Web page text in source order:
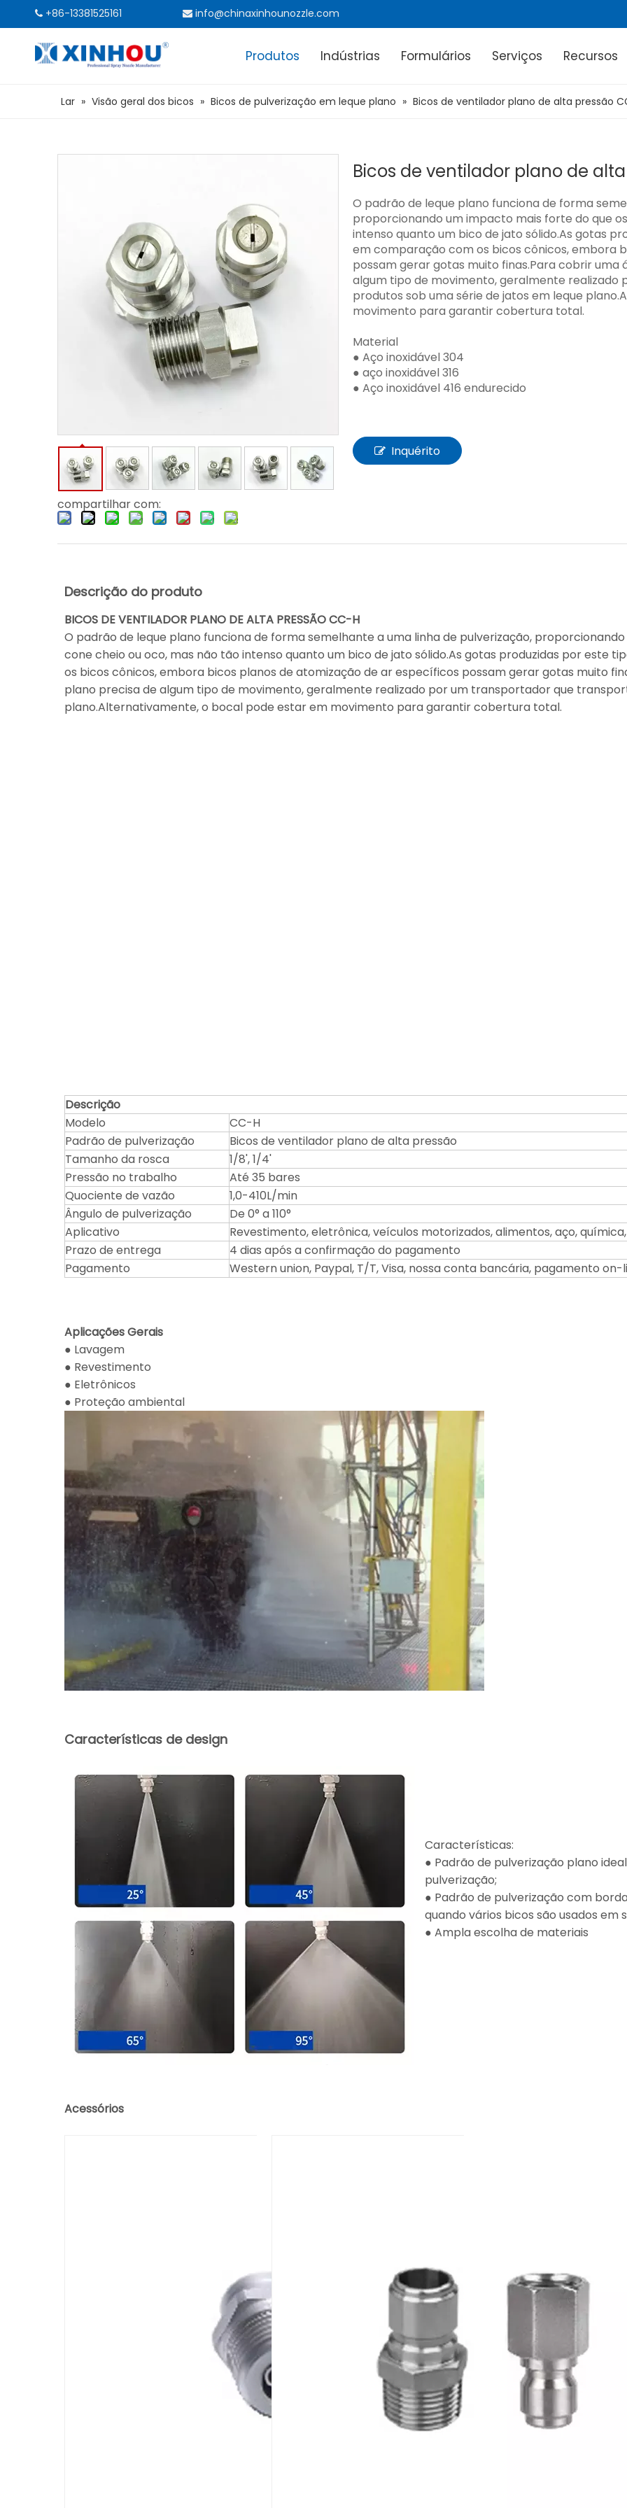
 +86-13381525161  info@chinaxinhounozzle.com
Produtos Indústrias Formulários Serviços Recursos
Lar » Visão geral dos bicos » Bicos de pulverização em leque plano » Bicos de ventilador plano de alta pressão
compartilhar com:
Bicos de ventilador plano de
O padrão de leque plano funciona de forma
proporcionando um impacto mais forte do que
intenso quanto um bico de jato sólido.As gotas
em comparação com os bicos cônicos, embora
possam gerar gotas muito finas.Para cobrir uma
algum tipo de movimento, geralmente
produtos sob uma série de jatos em leque
movimento para garantir cobertura total.
Material
● Aço inoxidável 304
● aço inoxidável 316
● Aço inoxidável 416 endurecido
Inquérito
Descrição do produto
BICOS DE VENTILADOR PLANO DE ALTA PRESSÃO CC-H
O padrão de leque plano funciona de forma semelhante a uma linha de pulverização,
cone cheio ou oco, mas não tão intenso quanto um bico de jato sólido.As gotas produzidas por este
os bicos cônicos, embora bicos planos de atomização de ar específicos possam gerar gotas muito
plano precisa de algum tipo de movimento, geralmente realizado por um transportador que
plano.Alternativamente, o bocal pode estar em movimento para garantir cobertura total.
Descrição
Modelo
CC-H
Padrão de pulverização
Bicos de ventilador plano de alta pressão
Tamanho da rosca
1/8', 1/4'
Pressão no trabalho
Até 35 bares
Quociente de vazão
1,0-410L/min
Ângulo de pulverização
De 0° a 110°
Aplicativo
Revestimento, eletrônica, veículos motorizados, alimentos, aço,
Prazo de entrega
4 dias após a confirmação do pagamento
Pagamento
Western union, Paypal, T/T, Visa, nossa conta bancária, pagamento on-
Aplicações Gerais
● Lavagem
● Revestimento
● Eletrônicos
● Proteção ambiental
Características de design
Características:
● Padrão de pulverização plano
pulverização;
● Padrão de pulverização com
quando vários bicos são usados ​​em
● Ampla escolha de materiais
Acessórios